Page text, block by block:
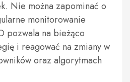
Nie można zapominać o
monitorowanie
pozwala na bieżąco
i reagować na zmiany w
oraz algorytmach